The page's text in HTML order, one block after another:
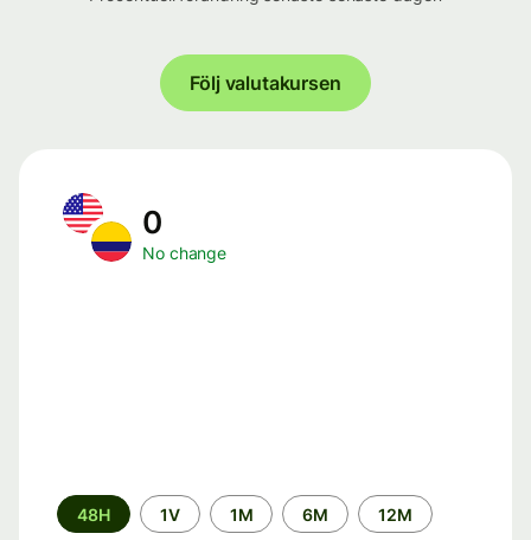
Följ valutakursen
0
No change
Time
period
48H 1V 1M 6M 12M